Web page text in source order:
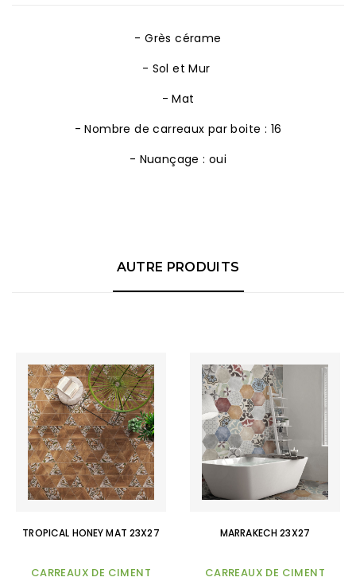
- Grès cérame
- Sol et Mur
- Mat
- Nombre de carreaux par boite : 16
- Nuançage : oui
AUTRE PRODUITS
TROPICAL HONEY MAT 23X27
CARREAUX DE CIMENT
MARRAKECH 23X27
CARREAUX DE CIMENT